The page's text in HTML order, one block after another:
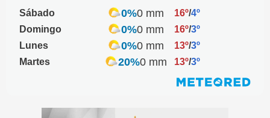
Sábado 0%0 mm 16º/4º
Domingo
0%0 mm 16º/3º
Lunes
0%0 mm 13º/3º
Martes
20%0 mm 13º/3º